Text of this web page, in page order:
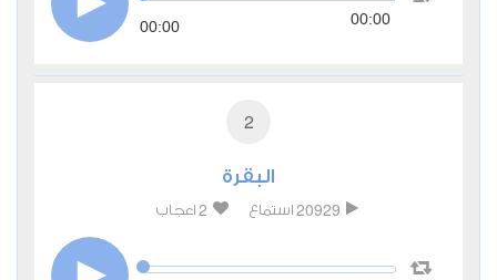
00:00 00:00
2
البقرة
20929 استماع 2 اعجاب